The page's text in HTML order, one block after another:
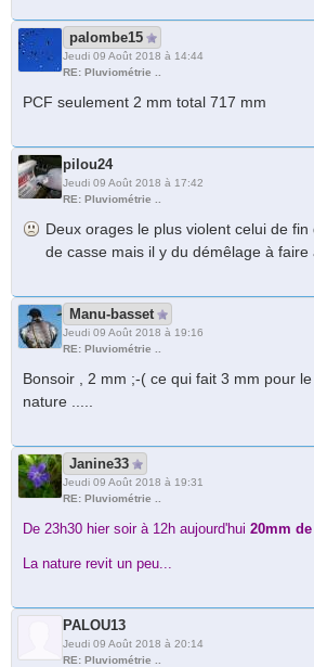
palombe15
Jeudi 09 Août 2018 à 14:44
RE: Pluviométrie ..
PCF seulement 2 mm total 717 mm
pilou24
Jeudi 09 Août 2018 à 17:42
RE: Pluviométrie ..
Deux orages le plus violent celui de
de casse mais il y du démêlage à faire
Manu-basset
Jeudi 09 Août 2018 à 19:16
RE: Pluviométrie ..
Bonsoir , 2 mm ;-( ce qui fait 3 mm pour
nature .....
Janine33
Jeudi 09 Août 2018 à 19:31
RE: Pluviométrie ..
De 23h30 hier soir à 12h aujourd'hui 20mm
La nature revit un peu...
PALOU13
Jeudi 09 Août 2018 à 20:14
RE: Pluviométrie ..